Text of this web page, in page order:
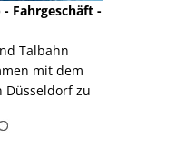
Fahrgeschäft -
Talbahn
mit dem
zu